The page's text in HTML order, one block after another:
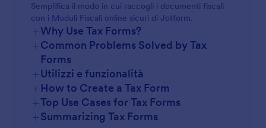
Semplifica il modo in cui raccogli i documenti fiscali
con i Moduli Fiscali online sicuri di Jotform.
+Why Use Tax Forms?
+Common Problems Solved by Tax
Forms
+Utilizzi e funzionalità
+How to Create a Tax Form
+Top Use Cases for Tax Forms
For Managers
+Summarizing Tax Forms